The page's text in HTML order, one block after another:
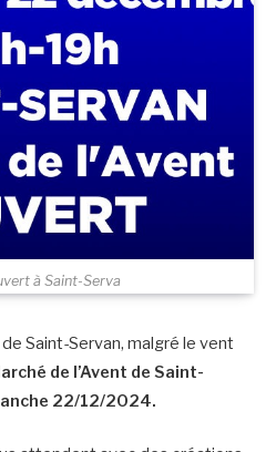
à Saint-Serva
de Saint-Servan, malgré le vent
de l’Avent de Saint-
22/12/2024.